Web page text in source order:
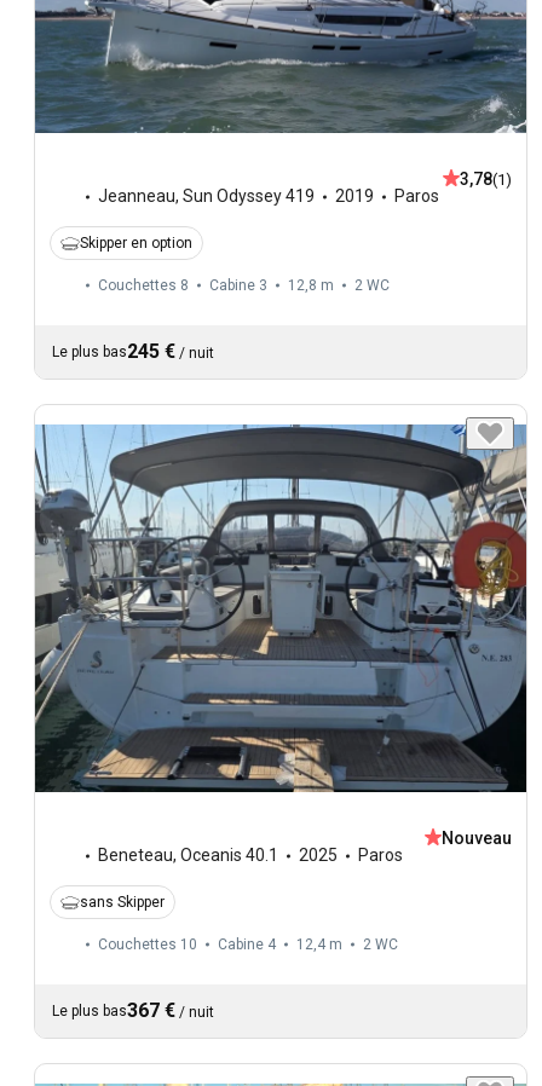
Jeanneau, Sun Odyssey 419 2019 Paros
3,78(1)
Skipper en option
Couchettes 8 Cabine 3 12,8 m 2 WC
Le plus bas245 € / nuit
Beneteau, Oceanis 40.1 2025 Paros
Nouveau
sans Skipper
Couchettes 10 Cabine 4 12,4 m 2 WC
Le plus bas367 € / nuit